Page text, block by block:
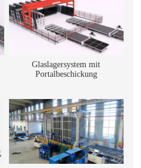
Glaslagersystem mit
Portalbeschickung